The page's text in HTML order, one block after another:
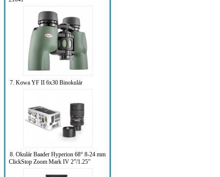
7. Kowa YF II 6x30 Binokulár
8. Okulár Baader Hyperion 68° 8-24 mm
ClickStop Zoom Mark IV 2”/1.25”